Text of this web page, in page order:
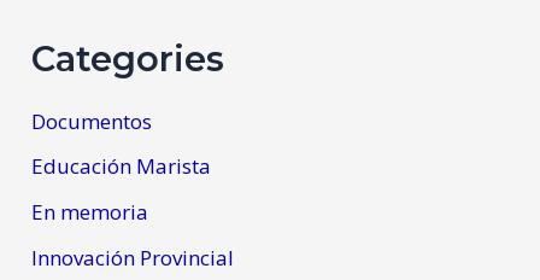
Categories
Documentos
Educación Marista
En memoria
Innovación Provincial